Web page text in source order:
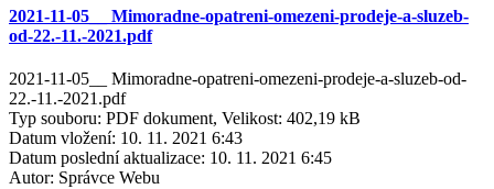
2021-11-05__ Mimoradne-opatreni-omezeni-prodeje-a-sluzeb-
od-22.-11.-2021.pdf
2021-11-05__ Mimoradne-opatreni-omezeni-prodeje-a-sluzeb-od-
22.-11.-2021.pdf
Typ souboru: PDF dokument, Velikost: 402,19 kB
Datum vložení: 10. 11. 2021 6:43
Datum poslední aktualizace: 10. 11. 2021 6:45
Autor: Správce Webu